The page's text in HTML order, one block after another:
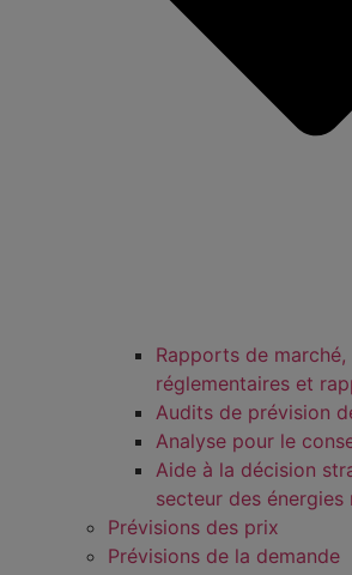
Rapports de
réglementaires et
Audits de prévision
Analyse pour le
Aide à la décision
secteur des énergies
Prévisions des prix
Prévisions de la demande